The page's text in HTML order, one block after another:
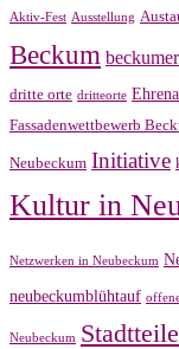
Aktiv-Fest Ausstellung
Beckum
dritte orte dritteorte
Fassadenwettbewerb
Neubeckum Initiative
Kultur in
Netzwerken in Neubeckum
neubeckumblühtauf
Neubeckum